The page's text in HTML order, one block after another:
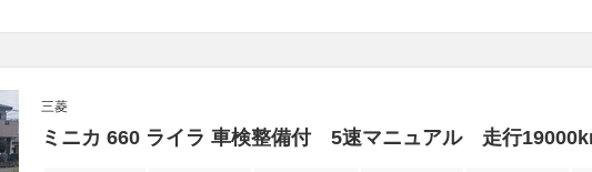
三菱
ミニカ 660 ライラ 車検整備付 5速マニュアル 走行